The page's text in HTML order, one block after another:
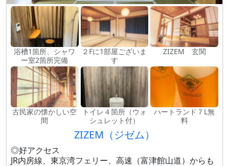
浴槽1箇所、シャワ
ー室2箇所完備
２Fに1部屋ございま
す
ZIZEM 玄関
古民家の懐かしい空
間
トイレ４箇所（ウォ
シュレット付）
ハートランド７L無
料
ZIZEM（ジゼム）
◎好アクセス
JR内房線、東京湾フェリー、高速（富津館山道）からも